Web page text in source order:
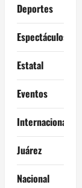
Deportes
Espectáculos
Estatal
Eventos
Internacional
Juárez
Nacional